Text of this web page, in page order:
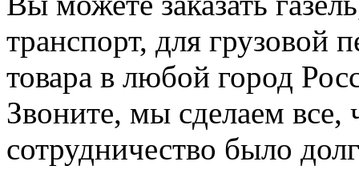
транспорт, для грузовой
товара в любой город
Звоните, мы сделаем
сотрудничество было